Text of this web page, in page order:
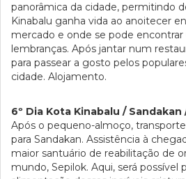
panorâmica da cidade, permitindo
Kinabalu ganha vida ao anoitecer
mercado e onde se pode
lembranças. Após jantar num
para passear a gosto pelos
cidade. Alojamento.
6º Dia Kota Kinabalu / Sandakan
Após o pequeno-almoço,
para Sandakan. Assistência à
maior santuário de reabilitação de
mundo, Sepilok. Aqui, será possível